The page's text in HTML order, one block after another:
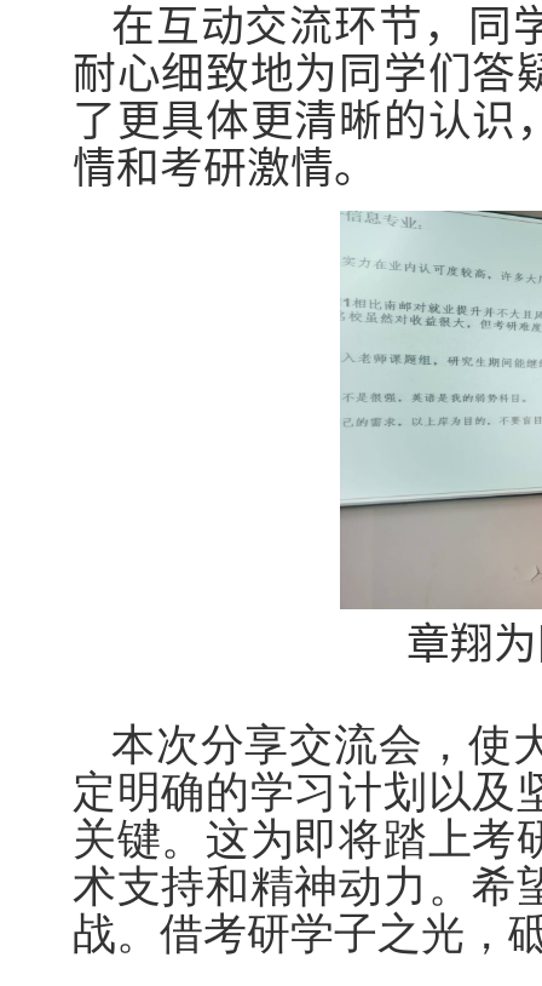
在互动交流环节，同
耐心细致地为同学们答
了更具体更清晰的认识
情和考研激情。
章翔
本次分享交流会，使
定明确的学习计划以及
关键。这为即将踏上考
术支持和精神动力。希
战。借考研学子之光，